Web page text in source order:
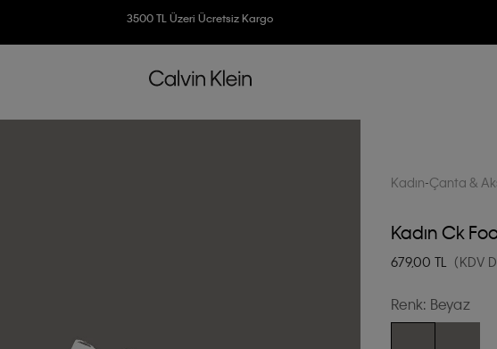
3500 TL Üzeri Ücretsiz Kargo
Kadın Çanta &
Kadın Ck
679,00 TL (KDV
Renk: Beyaz